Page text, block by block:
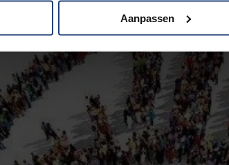
Aanpassen